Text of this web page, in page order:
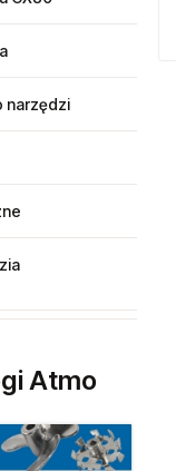
narzędzi
lotniczego
Atmo